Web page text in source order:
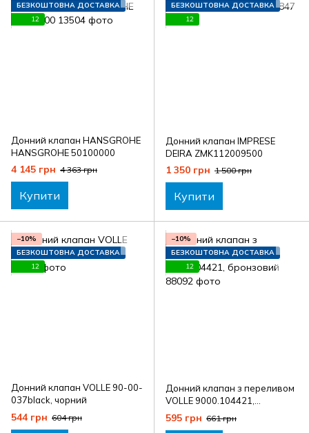
БЕЗКОШТОВНА ДОСТАВКА
12
Донний клапан HANSGROHE
HANSGROHE 50100000
4 145 грн 4 363 грн
Купити
БЕЗКОШТОВНА ДОСТАВКА
12
Донний клапан IMPRESE
DEIRA ZMK112009500
1 350 грн 1 500 грн
Купити
−10%
БЕЗКОШТОВНА ДОСТАВКА
12
Донний клапан VOLLE 90-00-
037black, чорний
544 грн 604 грн
−10%
БЕЗКОШТОВНА ДОСТАВКА
12
Донний клапан з переливом
VOLLE 9000.104421,
бронзовий
595 грн 661 грн